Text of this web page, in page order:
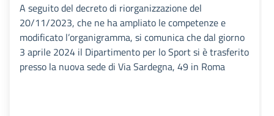
A seguito del decreto di riorganizzazione del
20/11/2023, che ne ha ampliato le competenze e
modificato l’organigramma, si comunica che dal giorno
3 aprile 2024 il Dipartimento per lo Sport si è trasferito
presso la nuova sede di Via Sardegna, 49 in Roma